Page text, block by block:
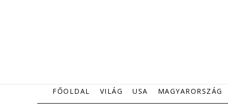
FŐOLDAL VILÁG USA MAGYARORSZÁG